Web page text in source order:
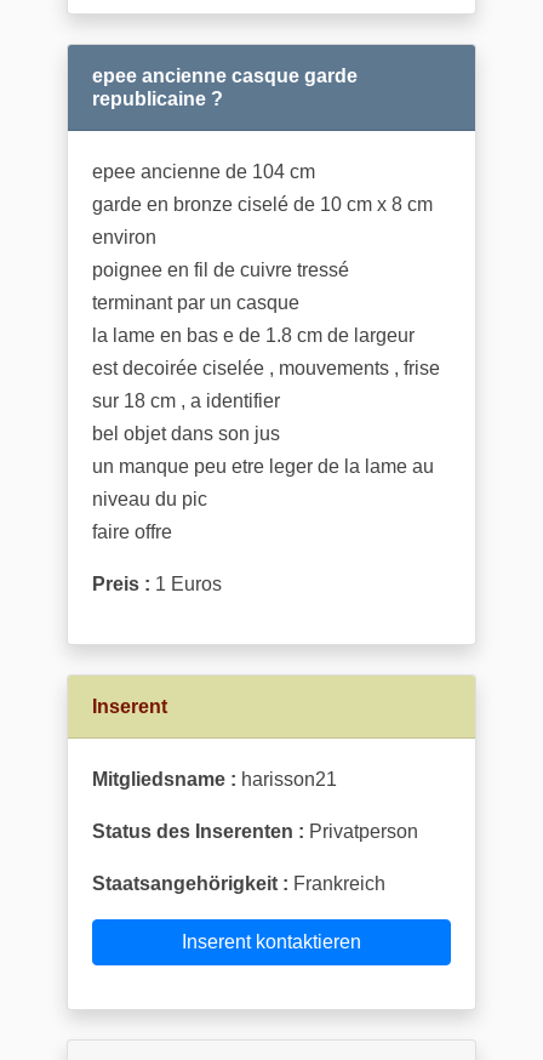
epee ancienne casque garde
republicaine ?
epee ancienne de 104 cm
garde en bronze ciselé de 10 cm x 8 cm
environ
poignee en fil de cuivre tressé
terminant par un casque
la lame en bas e de 1.8 cm de largeur
est decoirée ciselée , mouvements , frise
sur 18 cm , a identifier
bel objet dans son jus
un manque peu etre leger de la lame au
niveau du pic
faire offre
Preis : 1 Euros
Inserent
Mitgliedsname : harisson21
Status des Inserenten : Privatperson
Staatsangehörigkeit : Frankreich
Inserent kontaktieren